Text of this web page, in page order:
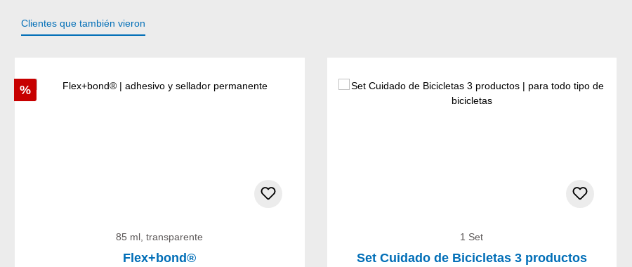
Clientes que también vieron
Descuento
%
85 ml, transparente
Flex+bond®
1 Set
Set Cuidado de Bicicletas 3 productos